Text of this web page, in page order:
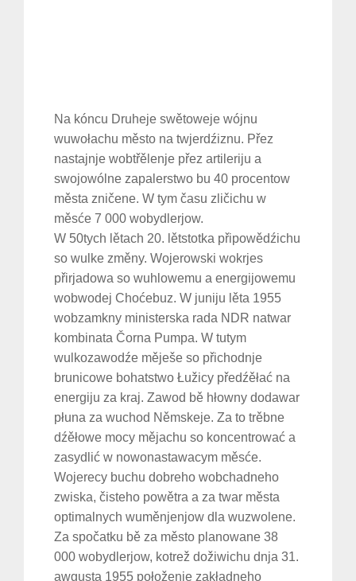
Na kóncu Druheje swětoweje wójnu
wuwołachu město na twjerdźiznu. Přez
nastajnje wobtřělenje přez artileriju a
swojowólne zapalerstwo bu 40 procentow
města zničene. W tym času zličichu w
měsće 7 000 wobydlerjow.
W 50tych lětach 20. lětstotka připowědźichu
so wulke změny. Wojerowski wokrjes
přirjadowa so wuhlowemu a energijowemu
wobwodej Choćebuz. W juniju lěta 1955
wobzamkny ministerska rada NDR natwar
kombinata Čorna Pumpa. W tutym
wulkozawodźe měješe so přichodnje
brunicowe bohatstwo Łužicy předźěłać na
energiju za kraj. Zawod bě hłowny dodawar
płuna za wuchod Němskeje. Za to trěbne
dźěłowe mocy mějachu so koncentrować a
zasydlić w nowonastawacym měsće.
Wojerecy buchu dobreho wobchadneho
zwiska, čisteho powětra a za twar města
optimalnych wuměnjenjow dla wuzwolene.
Za spočatku bě za město planowane 38
000 wobydlerjow, kotrež dožiwichu dnja 31.
awgusta 1955 połoženje zakładneho